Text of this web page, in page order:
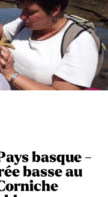
basque -
basse au